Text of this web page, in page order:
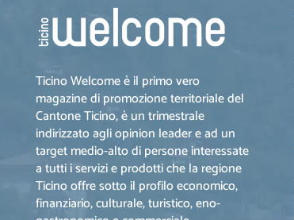
Ticino Welcome è il primo vero
magazine di promozione territoriale del
Cantone Ticino, è un trimestrale
indirizzato agli opinion leader e ad un
target medio-alto di persone interessate
a tutti i servizi e prodotti che la regione
Ticino offre sotto il profilo economico,
finanziario, culturale, turistico, eno-